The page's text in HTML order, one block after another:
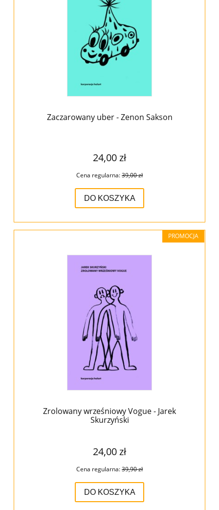
Zaczarowany uber - Zenon Sakson
24,00 zł
Cena regularna:39,00 zł
DO KOSZYKA
Zrolowany wrześniowy Vogue - Jarek
Skurzyński
24,00 zł
Cena regularna:39,90 zł
DO KOSZYKA
PROMOCJA